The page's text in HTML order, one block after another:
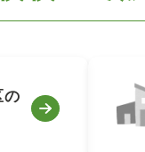
の